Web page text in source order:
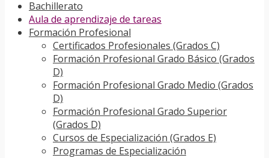
Bachillerato
Aula de aprendizaje de tareas
Formación Profesional
Certificados Profesionales (Grados C)
Formación Profesional Grado Básico (Grados
D)
Formación Profesional Grado Medio (Grados
D)
Formación Profesional Grado Superior
(Grados D)
Cursos de Especialización (Grados E)
Programas de Especialización